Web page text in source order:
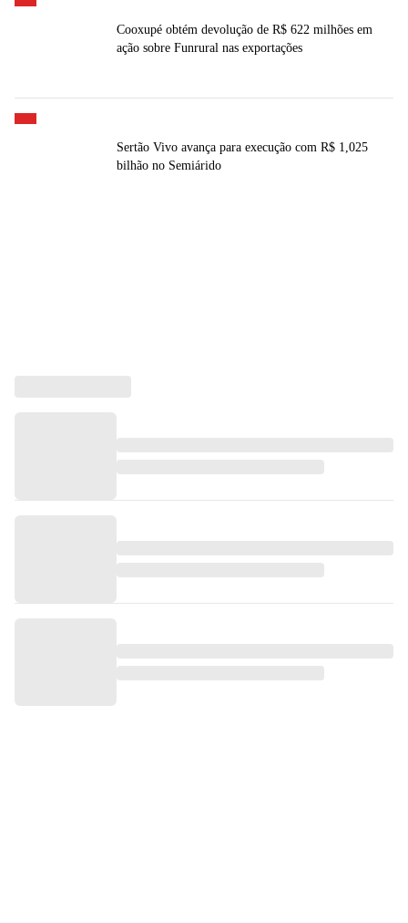
Cooxupé obtém devolução de R$ 622 milhões em
ação sobre Funrural nas exportações
Sertão Vivo avança para execução com R$ 1,025
bilhão no Semiárido